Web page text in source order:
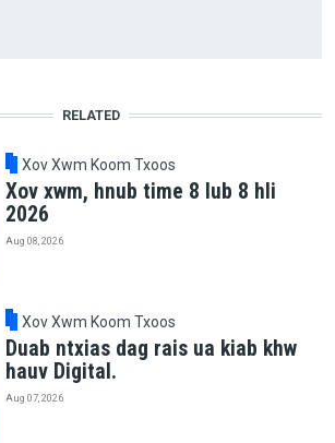
RELATED
Xov Xwm Koom Txoos
Xov xwm, hnub time 8 lub 8 hli
2026
Aug 08, 2026
Xov Xwm Koom Txoos
Duab ntxias dag rais ua kiab khw
hauv Digital.
Aug 07, 2026